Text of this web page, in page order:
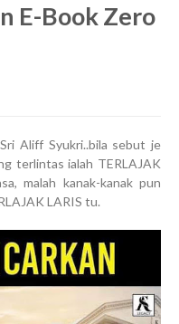
E-Book Zero
Aliff Syukri..bila sebut je
terlintas ialah TERLAJAK
malah kanak-kanak pun
LARIS tu.